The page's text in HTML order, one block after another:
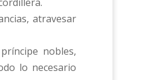
atravesar
nobles,
lo necesario